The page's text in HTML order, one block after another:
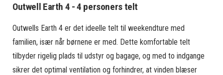
Outwell Earth 4 - 4 personers telt
Outwells Earth 4 er det ideelle telt til weekendture med
familien, især når børnene er med. Dette komfortable telt
tilbyder rigelig plads til udstyr og bagage, og med to indgange
sikrer det optimal ventilation og forhindrer, at vinden blæser